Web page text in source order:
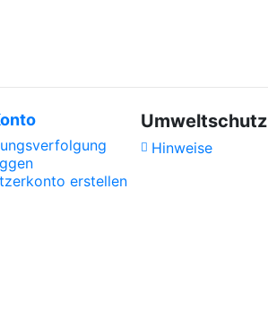
erstellen
Umweltschutz
Hinweise